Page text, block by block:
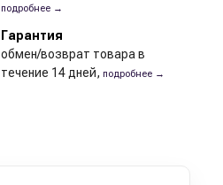
подробнее →
Гарантия
обмен/возврат товара в
течение 14 дней, подробнее →